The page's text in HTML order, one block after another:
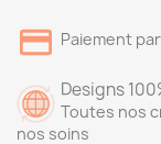
Paiement
Designs
Toutes nos
nos soins